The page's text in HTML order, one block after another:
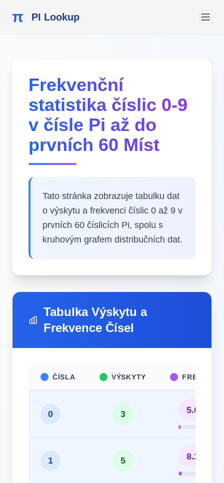
π PI Lookup
Frekvenční
statistika číslic 0-9
v čísle Pi až do
prvních 60 Míst
Tato stránka zobrazuje tabulku dat
o výskytu a frekvenci číslic 0 až 9 v
prvních 60 číslicích Pi, spolu s
kruhovým grafem distribučních dat.
Tabulka Výskytu a
Frekvence Čísel
ČÍSLA VÝSKYTY
0 3 5.00%
1 5 8.33%